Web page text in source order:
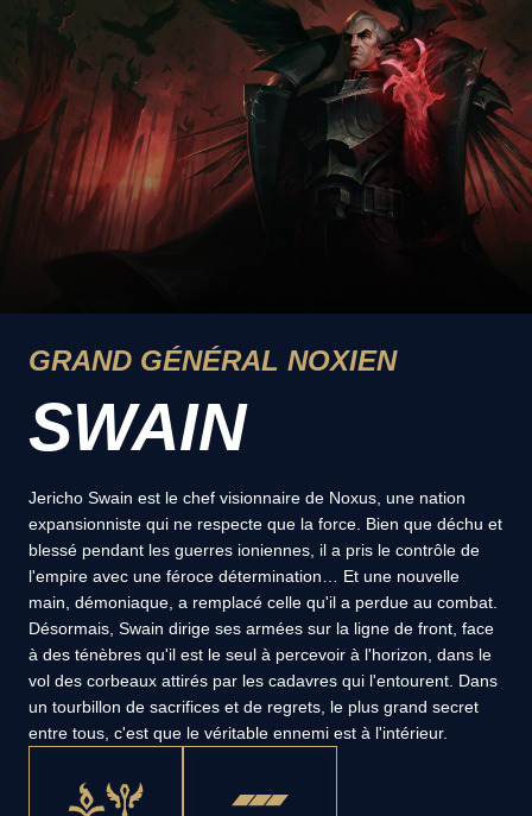
GRAND GÉNÉRAL NOXIEN
SWAIN
Jericho Swain est le chef visionnaire de Noxus, une nation
expansionniste qui ne respecte que la force. Bien que déchu et
blessé pendant les guerres ioniennes, il a pris le contrôle de
l'empire avec une féroce détermination… Et une nouvelle
main, démoniaque, a remplacé celle qu'il a perdue au combat.
Désormais, Swain dirige ses armées sur la ligne de front, face
à des ténèbres qu'il est le seul à percevoir à l'horizon, dans le
vol des corbeaux attirés par les cadavres qui l'entourent. Dans
un tourbillon de sacrifices et de regrets, le plus grand secret
entre tous, c'est que le véritable ennemi est à l'intérieur.